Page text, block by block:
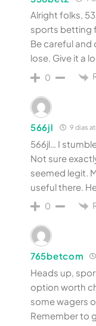
Alright folks,
sports betting
Be careful
lose. Give it a
0
566jl 9 dias
566jl… I
Not sure
seemed legit.
useful there.
0
765betcom
Heads up,
option worth
some wagers
Remember to